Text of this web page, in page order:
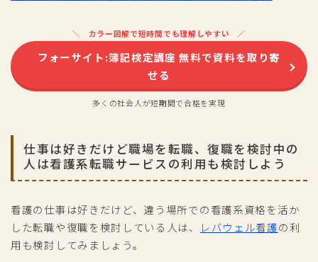
カラー図解で短時間でも理解しやすい
フォーサイト:簿記検定講座 無料で資料を取り寄
せる
多くの社会人が短期間で合格を実現
仕事は好きだけど職場を転職、復職を検討中の
人は看護系転職サービスの利用も検討しよう
看護の仕事は好きだけど、違う場所での看護系資格を活か
した転職や復職を検討している人は、
レバウェル看護の利
用も検討してみましょう。